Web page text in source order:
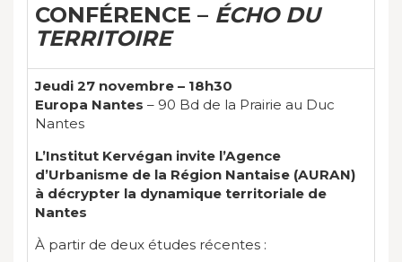
CONFÉRENCE – ÉCHO DU
TERRITOIRE
Jeudi 27 novembre – 18h30
Europa Nantes – 90 Bd de la Prairie au Duc
Nantes
L’Institut Kervégan invite l’Agence
d’Urbanisme de la Région Nantaise (AURAN)
à décrypter la dynamique territoriale de
Nantes
À partir de deux études récentes :